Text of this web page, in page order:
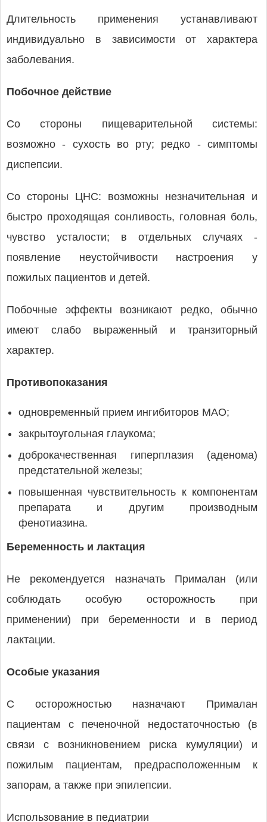
Длительность применения устанавливают
индивидуально в зависимости от характера
заболевания.
Побочное действие
Со стороны пищеварительной системы:
возможно - сухость во рту; редко - симптомы
диспепсии.
Со стороны ЦНС: возможны незначительная и
быстро проходящая сонливость, головная боль,
чувство усталости; в отдельных случаях -
появление неустойчивости настроения у
пожилых пациентов и детей.
Побочные эффекты возникают редко, обычно
имеют слабо выраженный и транзиторный
характер.
Противопоказания
одновременный прием ингибиторов МАО;
закрытоугольная глаукома;
доброкачественная гиперплазия (аденома)
предстательной железы;
повышенная чувствительность к компонентам
препарата и другим производным
фенотиазина.
Беременность и лактация
Не рекомендуется назначать Прималан (или
соблюдать особую осторожность при
применении) при беременности и в период
лактации.
Особые указания
С осторожностью назначают Прималан
пациентам с печеночной недостаточностью (в
связи с возникновением риска кумуляции) и
пожилым пациентам, предрасположенным к
запорам, а также при эпилепсии.
Использование в педиатрии